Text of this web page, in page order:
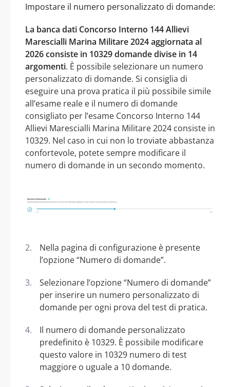
Impostare il numero personalizzato di domande:
La banca dati Concorso Interno 144 Allievi
Marescialli Marina Militare 2024 aggiornata al
2026 consiste in 10329 domande divise in 14
argomenti. È possibile selezionare un numero
personalizzato di domande. Si consiglia di
eseguire una prova pratica il più possibile simile
all’esame reale e il numero di domande
consigliato per l’esame Concorso Interno 144
Allievi Marescialli Marina Militare 2024 consiste in
10329. Nel caso in cui non lo troviate abbastanza
confortevole, potete sempre modificare il
numero di domande in un secondo momento.
Nella pagina di configurazione è presente
l’opzione “Numero di domande”.
Selezionare l’opzione “Numero di domande”
per inserire un numero personalizzato di
domande per ogni prova del test di pratica.
Il numero di domande personalizzato
predefinito è 10329. È possibile modificare
questo valore in 10329 numero di test
maggiore o uguale a 10 domande.